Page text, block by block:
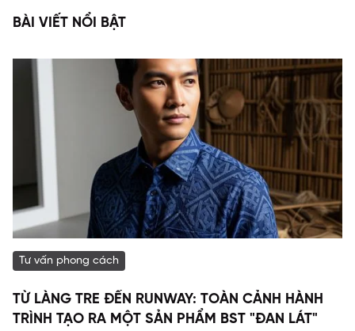
BÀI VIẾT NỔI BẬT
Tư vấn phong cách
TỪ LÀNG TRE ĐẾN RUNWAY: TOÀN CẢNH HÀNH
TRÌNH TẠO RA MỘT SẢN PHẨM BST "ĐAN LÁT"